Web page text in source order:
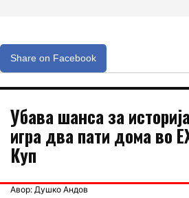
Share on Facebook
Убава шанса за
игра два пати дома во
Куп
Авор: Душко Андов